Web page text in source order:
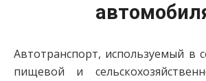
Автотранспорт, используемый в
пищевой и